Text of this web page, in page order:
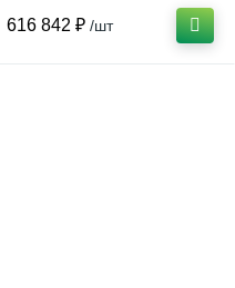
616 842 ₽ /шт